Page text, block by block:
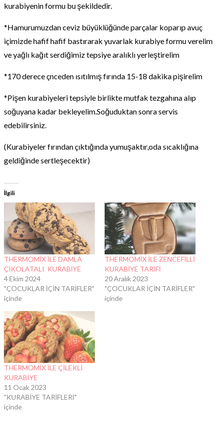
kurabiyenin formu bu şekildedir.
*Hamurumuzdan ceviz büyüklüğünde parçalar koparıp avuç
içimizde hafif hafif bastırarak yuvarlak kurabiye formu verelim
ve yağlı kağıt serdiğimiz tepsiye aralıklı yerleştirelim
*170 derece çnceden ısıtılmış fırında 15-18 dakika pişirelim
*Pişen kurabiyeleri tepsiyle birlikte mutfak tezgahına alıp
soğuyana kadar bekleyelim.Soğuduktan sonra servis
edebilirsiniz.
(Kurabiyeler fırından çıktığında yumuşaktır,oda sıcaklığına
geldiğinde sertleşecektir)
İlgili
THERMOMİX İLE DAMLA
ÇİKOLATALI KURABİYE
4 Ekim 2024
"ÇOCUKLAR İÇİN TARİFLER"
içinde
THERMOMİX İLE ZENCEFİLLİ
KURABİYE TARİFİ
20 Aralık 2023
"ÇOCUKLAR İÇİN TARİFLER"
içinde
THERMOMİX İLE ÇİLEKLİ
KURABİYE
11 Ocak 2023
"KURABİYE TARİFLERİ"
içinde